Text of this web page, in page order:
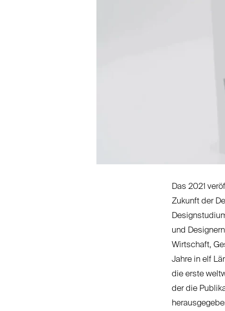
Das 2021
Zukunft der
und
Wirtschaft,
Jahre in elf
die erste
der die